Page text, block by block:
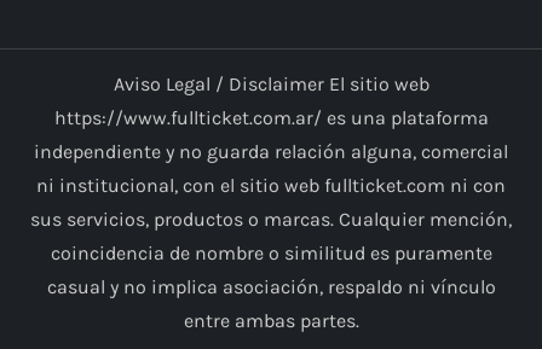
Aviso Legal / Disclaimer El sitio web
https://www.fullticket.com.ar/ es una plataforma
independiente y no guarda relación alguna, comercial
ni institucional, con el sitio web fullticket.com ni con
sus servicios, productos o marcas. Cualquier mención,
coincidencia de nombre o similitud es puramente
casual y no implica asociación, respaldo ni vínculo
entre ambas partes.